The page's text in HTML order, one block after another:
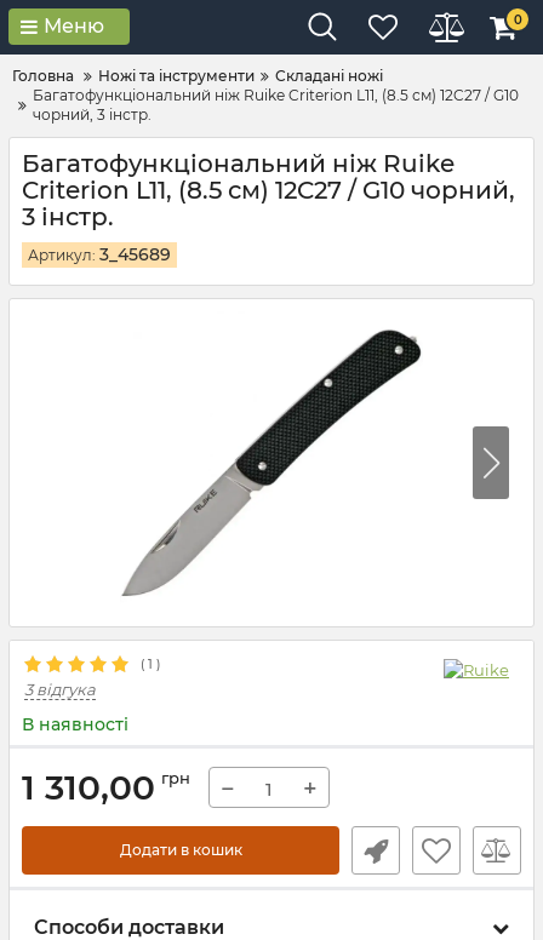
Меню 0
Головна Ножі та інструменти
Складані ножі
Багатофункціональний ніж Ruike Criterion L11, (8.5 см) 12C27 / G10
чорний, 3 інстр.
Багатофункціональний ніж Ruike
Criterion L11, (8.5 см) 12C27 / G10 чорний,
3 інстр.
Артикул: 3_45689
( 1 )
3 відгука
В наявності
1 310,00 грн − +
Додати в кошик
Способи доставки